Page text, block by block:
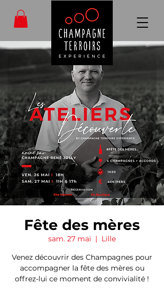
Fête des mères
sam. 27 mai
  |
Lille
Venez découvrir des Champagnes pour
accompagner la fête des mères ou
offrez-lui ce moment de convivialité !